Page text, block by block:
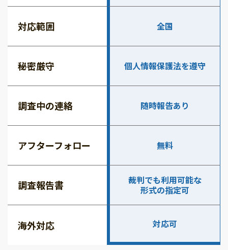
対応範囲 全国
秘密厳守 個人情報保護法を遵守
調査中の連絡 随時報告あり
アフターフォロー 無料
調査報告書
裁判でも利用可能な
形式の指定可
海外対応 対応可